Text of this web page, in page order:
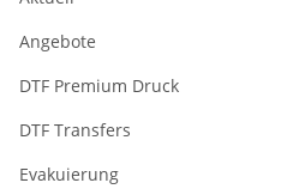
Angebote
DTF Premium Druck
DTF Transfers
Evakuierung